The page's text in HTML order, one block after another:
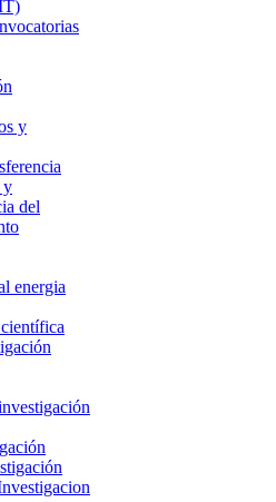
y
y
del
energia